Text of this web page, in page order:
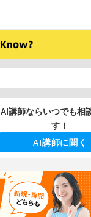
AI講師ならいつでも相
す！
AI講師に聞く